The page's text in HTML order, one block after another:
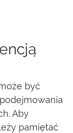
być
Aby
pamiętać